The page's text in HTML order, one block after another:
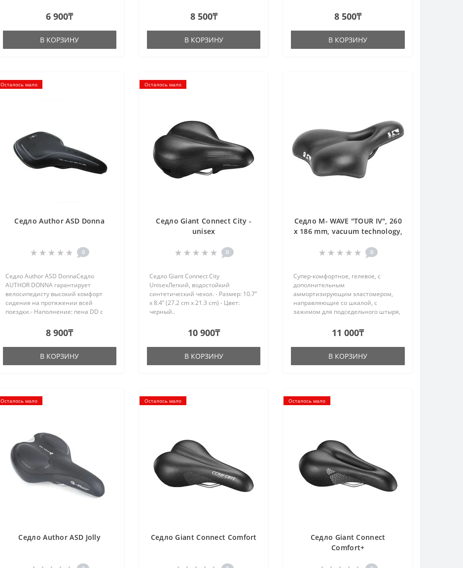
6 900₸
В КОРЗИНУ
комфорта во время катания.
Специально разработанный
анатомический дизайн седла об..
8 500₸
В КОРЗИНУ
Защита от истирания Для городских
велосипедов 265 мм x 200 мм ..
8 500₸
В КОРЗИНУ
Осталось мало
Седло Author ASD Donna
0
Седло Author ASD DonnaСедло
AUTHOR DONNA гарантирует
велосипедисту высокий комфорт
сидения на протяжении всей
поездки.- Наполнение: пена DD с
260х180 мм.- Вес 388 гр...
8 900₸
В КОРЗИНУ
Осталось мало
Седло Giant Connect City -
unisex
0
Седло Giant Connect City
UnisexЛегкий, водостойкий
синтетический чехол. - Размер: 10.7”
x 8.4” (27.2 cm x 21.3 cm) - Цвет:
черный..
10 900₸
В КОРЗИНУ
Седло M- WAVE "TOUR IV", 260
x 186 mm, vacuum technology,
0
Супер-комфортное, гелевое, с
дополнительным
аммортизирующим эластомером,
направляющие со шкалой, с
зажимом для подседельного штыря,
поверхностей, чёрное, 291х276мм,
11 000₸
В КОРЗИНУ
Осталось мало
Седло Author ASD Jolly
Осталось мало
Седло Giant Connect Comfort
Осталось мало
Седло Giant Connect
Comfort+